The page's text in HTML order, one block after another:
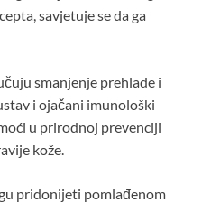
savjetuje se da ga
smanjenje prehlade i
i ojačani imunološki
u prirodnoj prevenciji
kože.
pridonijeti pomlađenom